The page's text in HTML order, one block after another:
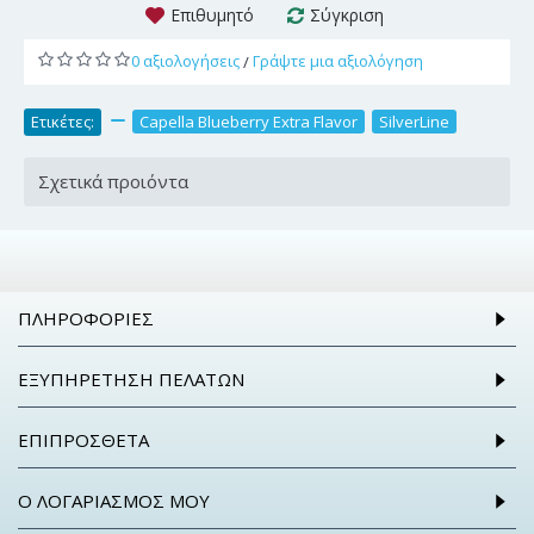
Επιθυμητό Σύγκριση
0 αξιολογήσεις/Γράψτε μια αξιολόγηση
Ετικέτες: Capella Blueberry Extra Flavor SilverLine
Σχετικά προιόντα
ΠΛΗΡΟΦΟΡΊΕΣ
ΕΞΥΠΗΡΈΤΗΣΗ ΠΕΛΑΤΏΝ
ΕΠΙΠΡΌΣΘΕΤΑ
Ο ΛΟΓΑΡΙΑΣΜΌΣ ΜΟΥ